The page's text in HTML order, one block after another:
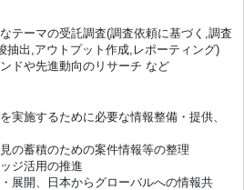
テーマの受託調査(調査依頼に基づく,調査
抽出,アウトプット作成,レポーティング)
ドや先進動向のリサーチ など
実施するために必要な情報整備・提供、
の蓄積のための案件情報等の整理
ジ活用の推進
展開、日本からグローバルへの情報共